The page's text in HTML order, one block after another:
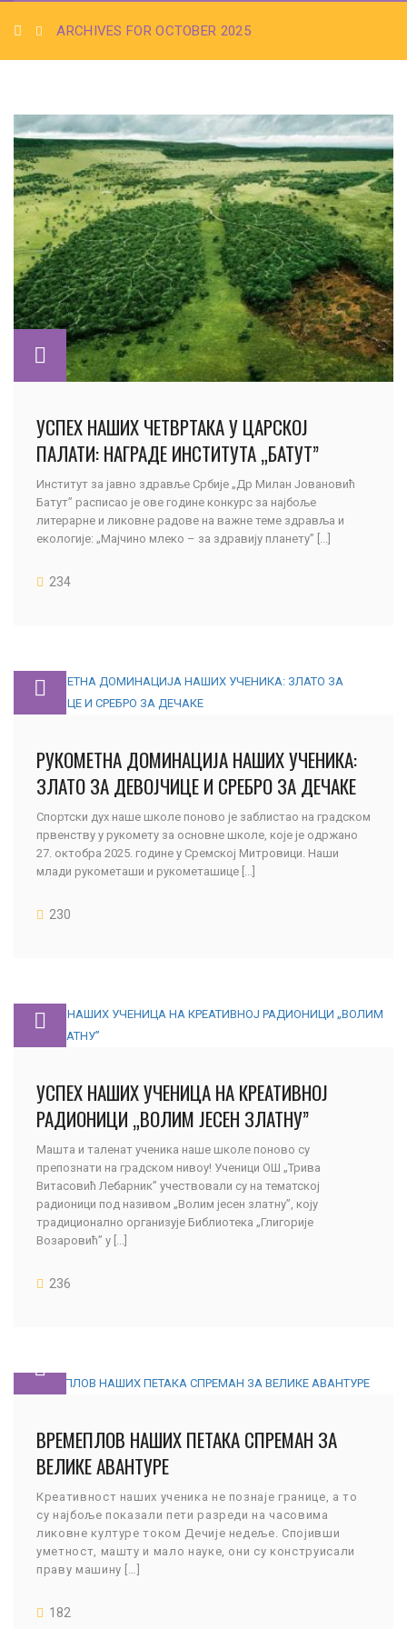
ARCHIVES FOR OCTOBER 2025
УСПЕХ НАШИХ ЧЕТВРТАКА У ЦАРСКОЈ
ПАЛАТИ: НАГРАДЕ ИНСТИТУТА „БАТУТ”
Институт за јавно здравље Србије „Др Милан Јовановић
Батут” расписао је ове године конкурс за најбоље
литерарне и ликовне радове на важне теме здравља и
екологије: „Мајчино млеко – за здравију планету” [...]
234
РУКОМЕТНА ДОМИНАЦИЈА НАШИХ УЧЕНИКА:
ЗЛАТО ЗА ДЕВОЈЧИЦЕ И СРЕБРО ЗА ДЕЧАКЕ
Спортски дух наше школе поново је заблистао на градском
првенству у рукомету за основне школе, које је одржано
27. октобра 2025. године у Сремској Митровици. Наши
млади рукометаши и рукометашице [...]
230
УСПЕХ НАШИХ УЧЕНИЦА НА КРЕАТИВНОЈ
РАДИОНИЦИ „ВОЛИМ ЈЕСЕН ЗЛАТНУ”
Машта и таленат ученика наше школе поново су
препознати на градском нивоу! Ученици ОШ „Трива
Витасовић Лебарник” учествовали су на тематској
радионици под називом „Волим јесен златну”, коју
традиционално организује Библиотека „Глигорије
Возаровић” у [...]
236
ВРЕМЕПЛОВ НАШИХ ПЕТАКА СПРЕМАН ЗА
ВЕЛИКЕ АВАНТУРЕ
Креативност наших ученика не познаје границе, а то
су најбоље показали пети разреди на часовима
ликовне културе током Дечије недеље. Спојивши
уметност, машту и мало науке, они су конструисали
праву машину […]
182